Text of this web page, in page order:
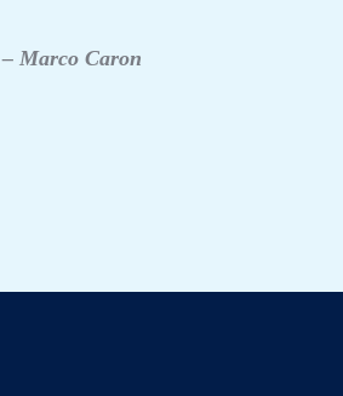
– Marco Caron